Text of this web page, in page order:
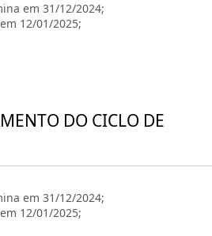
em 31/12/2024;
12/01/2025;
DO CICLO DE
em 31/12/2024;
12/01/2025;